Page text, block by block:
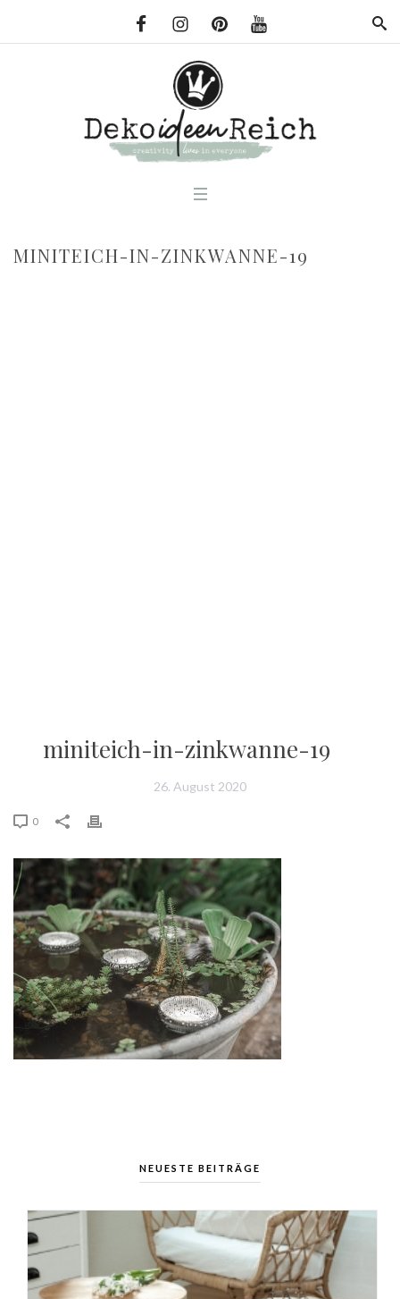
MINITEICH-IN-ZINKWANNE-19
miniteich-in-zinkwanne-19
26. August 2020
0
NEUESTE BEITRÄGE